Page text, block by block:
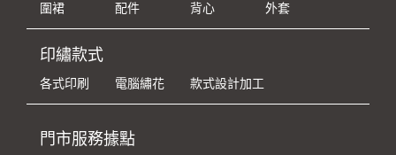
圍裙
配件 背心 外套
印繡款式
各式印刷 電腦繡花 款式設計加工
門市服務據點